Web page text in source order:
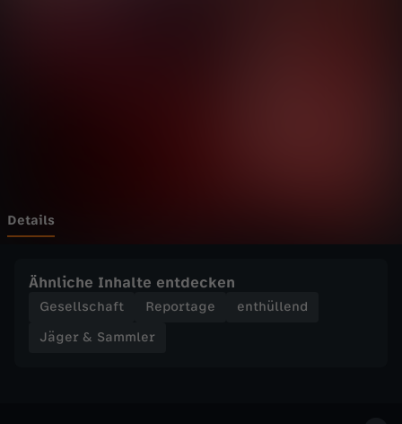
r
F
Details
Ähnliche Inhalte entdecken
Gesellschaft Reportage
enthüllend
Jäger & Sammler